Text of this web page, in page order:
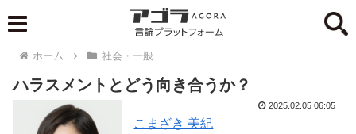
ホーム 社会・一般
ハラスメントとどう向き合うか？
こまざき 美紀
2025.02.05 06:05